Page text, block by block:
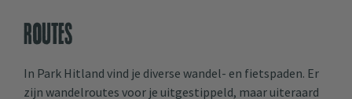
Routes
In Park Hitland vind je diverse wandel- en fietspaden. Er
zijn wandelroutes voor je uitgestippeld, maar uiteraard